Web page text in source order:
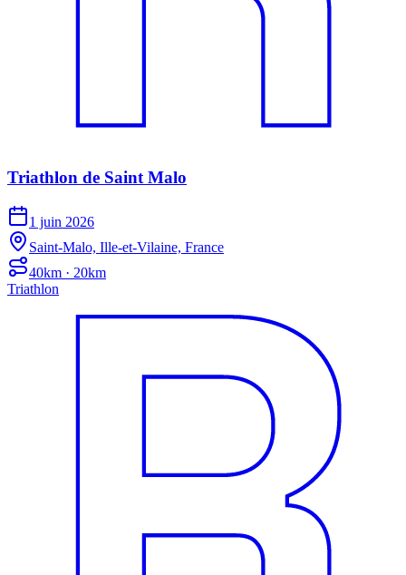
Triathlon de Saint Malo
1 juin 2026
Saint-Malo, Ille-et-Vilaine, France
40km · 20km
Triathlon